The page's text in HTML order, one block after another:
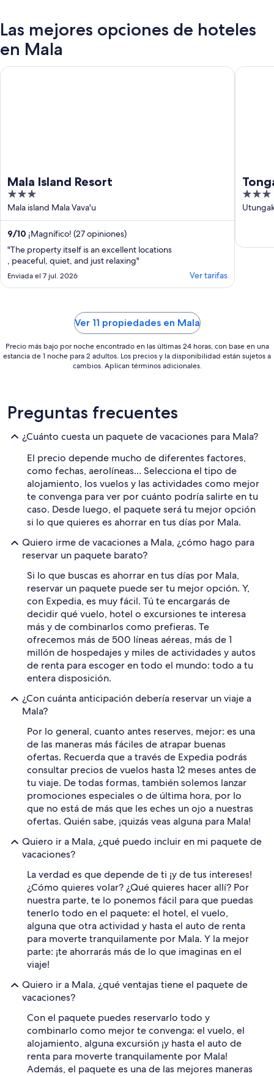
Las mejores opciones de hoteles
en Mala
Mala Island Resort
3
out
of
5
Mala island Mala Vava'u
9/10 ¡Magnífico! (27 opiniones)
"The property itself is an excellent locations
, peaceful, quiet, and just relaxing"
Enviada el 7 jul. 2026 Ver tarifas
Mala Island Resort
3
out
Tongan
Ver 11 propiedades en Mala
Precio más bajo por noche encontrado en las últimas 24 horas, con base en una
estancia de 1 noche para 2 adultos. Los precios y la disponibilidad están sujetos a
cambios. Aplican términos adicionales.
Preguntas frecuentes
¿Cuánto cuesta un paquete de vacaciones para Mala?
El precio depende mucho de diferentes factores,
como fechas, aerolíneas... Selecciona el tipo de
alojamiento, los vuelos y las actividades como mejor
te convenga para ver por cuánto podría salirte en tu
caso. Desde luego, el paquete será tu mejor opción
si lo que quieres es ahorrar en tus días por Mala.
Quiero irme de vacaciones a Mala, ¿cómo hago para
reservar un paquete barato?
Si lo que buscas es ahorrar en tus días por Mala,
reservar un paquete puede ser tu mejor opción. Y,
con Expedia, es muy fácil. Tú te encargarás de
decidir qué vuelo, hotel o excursiones te interesa
más y de combinarlos como prefieras. Te
ofrecemos más de 500 líneas aéreas, más de 1
millón de hospedajes y miles de actividades y autos
de renta para escoger en todo el mundo: todo a tu
entera disposición.
¿Con cuánta anticipación debería reservar un viaje a
Mala?
Por lo general, cuanto antes reserves, mejor: es una
de las maneras más fáciles de atrapar buenas
ofertas. Recuerda que a través de Expedia podrás
consultar precios de vuelos hasta 12 meses antes de
tu viaje. De todas formas, también solemos lanzar
promociones especiales o de última hora, por lo
que no está de más que les eches un ojo a nuestras
ofertas. Quién sabe, ¡quizás veas alguna para Mala!
Quiero ir a Mala, ¿qué puedo incluir en mi paquete de
vacaciones?
La verdad es que depende de ti ¡y de tus intereses!
¿Cómo quieres volar? ¿Qué quieres hacer allí? Por
nuestra parte, te lo ponemos fácil para que puedas
tenerlo todo en el paquete: el hotel, el vuelo,
alguna que otra actividad y hasta el auto de renta
para moverte tranquilamente por Mala. Y la mejor
parte: ¡te ahorrarás más de lo que imaginas en el
viaje!
Quiero ir a Mala, ¿qué ventajas tiene el paquete de
vacaciones?
Con el paquete puedes reservarlo todo y
combinarlo como mejor te convenga: el vuelo, el
alojamiento, alguna excursión ¡y hasta el auto de
renta para moverte tranquilamente por Mala!
Además, el paquete es una de las mejores maneras